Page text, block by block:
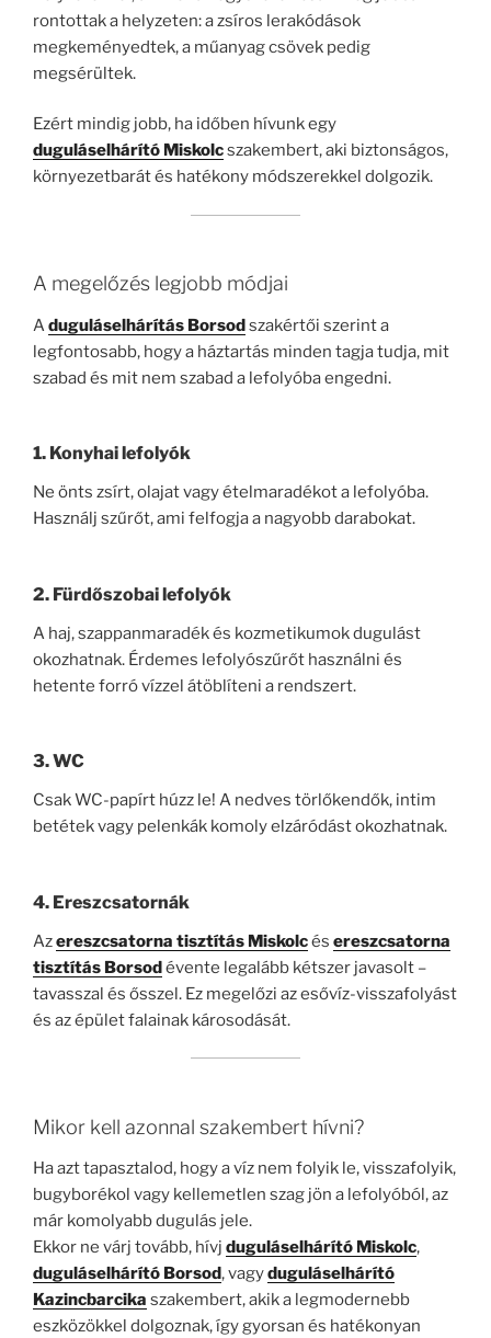
rontottak a helyzeten: a zsíros lerakódások
megkeményedtek, a műanyag csövek pedig
megsérültek.
Ezért mindig jobb, ha időben hívunk egy
duguláselhárító Miskolcszakembert, aki biztonságos,
környezetbarát és hatékony módszerekkel dolgozik.
A megelőzés legjobb módjai
A duguláselhárítás Borsodszakértői szerint a
legfontosabb, hogy a háztartás minden tagja tudja, mit
szabad és mit nem szabad a lefolyóba engedni.
1. Konyhai lefolyók
Ne önts zsírt, olajat vagy ételmaradékot a lefolyóba.
Használj szűrőt, ami felfogja a nagyobb darabokat.
2. Fürdőszobai lefolyók
A haj, szappanmaradék és kozmetikumok dugulást
okozhatnak. Érdemes lefolyószűrőt használni és
hetente forró vízzel átöblíteni a rendszert.
3. WC
Csak WC-papírt húzz le! A nedves törlőkendők, intim
betétek vagy pelenkák komoly elzáródást okozhatnak.
4. Ereszcsatornák
Azereszcsatorna tisztítás Miskolcés ereszcsatorna
tisztítás Borsodévente legalább kétszer javasolt –
tavasszal és ősszel. Ez megelőzi az esővíz-visszafolyást
és az épület falainak károsodását.
Mikor kell azonnal szakembert hívni?
Ha azt tapasztalod, hogy a víz nem folyik le, visszafolyik,
bugyborékol vagy kellemetlen szag jön a lefolyóból, az
már komolyabb dugulás jele.
Ekkor ne várj tovább, hívj duguláselhárító Miskolc,
duguláselhárító Borsod, vagyduguláselhárító
Kazincbarcika szakembert, akik a legmodernebb
eszközökkel dolgoznak, így gyorsan és hatékonyan